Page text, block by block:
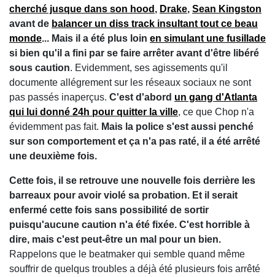
cherché jusque dans son hood , Drake, Sean Kingston
avant de balancer un diss track insultant tout ce beau
monde... Mais il a été plus loin en simulant une fusillade
si bien qu'il a fini par se faire arrêter avant d'être libéré
sous caution. Evidemment, ses agissements qu'il
documente allégrement sur les réseaux sociaux ne sont
pas passés inaperçus. C'est d'abord un gang d'Atlanta
qui lui donné 24h pour quitter la ville, ce que Chop n'a
évidemment pas fait. Mais la police s'est aussi penché
sur son comportement et ça n'a pas raté, il a été arrêté
une deuxième fois.
Cette fois, il se retrouve une nouvelle fois derrière les
barreaux pour avoir violé sa probation. Et il serait
enfermé cette fois sans possibilité de sortir
puisqu'aucune caution n'a été fixée. C'est horrible à
dire, mais c'est peut-être un mal pour un bien.
Rappelons que le beatmaker qui semble quand même
souffrir de quelqus troubles a déjà été plusieurs fois arrêté